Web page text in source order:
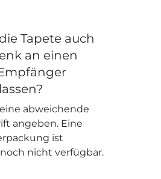
Tapete auch
an einen
abweichende
angeben. Eine
ist
nicht verfügbar.